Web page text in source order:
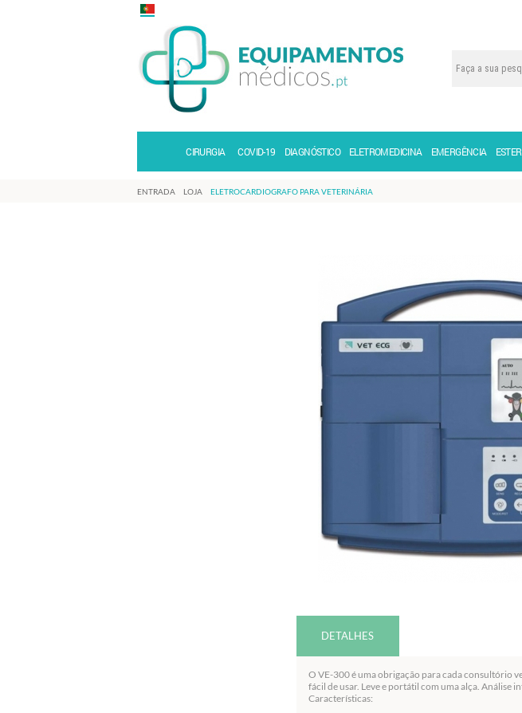
CIRURGIA COVID-19 DIAGNÓSTICO ELETROMEDICINA EMERGÊNCIA
ENTRADA LOJA ELETROCARDIOGRAFO PARA VETERINÁRIA
DETALHES
O VE-300 é uma obrigação para cada consultório
fácil de usar. Leve e portátil com uma alça.
Características: